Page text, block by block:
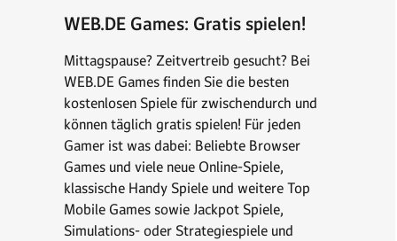
WEB.DE Games: Gratis spielen!
Mittagspause? Zeitvertreib gesucht? Bei
WEB.DE Games finden Sie die besten
kostenlosen Spiele für zwischendurch und
können täglich gratis spielen! Für jeden
Gamer ist was dabei: Beliebte Browser
Games und viele neue Online-Spiele,
klassische Handy Spiele und weitere Top
Mobile Games sowie Jackpot Spiele,
Simulations- oder Strategiespiele und